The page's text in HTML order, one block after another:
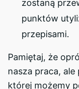
zostaną
punktów
przepisami.
Pamiętaj, że
nasza praca,
której możemy